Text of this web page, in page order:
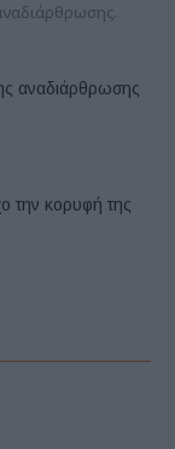
αναδιάρθρωσης
την κορυφή της